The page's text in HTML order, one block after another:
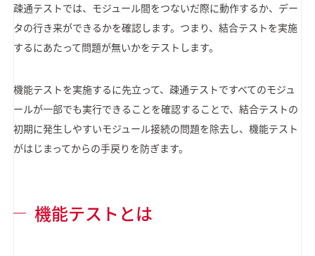
疎通テストでは、モジュール間をつないだ際に動作するか、デー
タの行き来ができるかを確認します。つまり、結合テストを実施
するにあたって問題が無いかをテストします。
機能テストを実施するに先立って、疎通テストですべてのモジュ
ールが一部でも実行できることを確認することで、結合テストの
初期に発生しやすいモジュール接続の問題を除去し、機能テスト
がはじまってからの手戻りを防ぎます。
機能テストとは